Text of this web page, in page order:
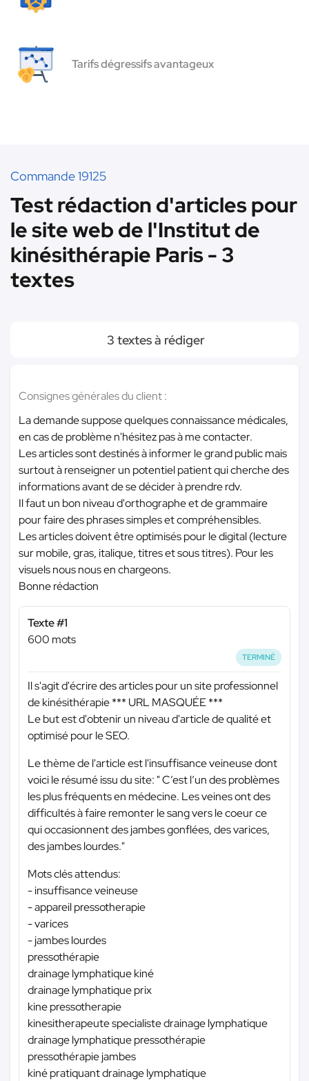
Tarifs dégressifs avantageux
Commande 19125
Test rédaction d'articles pour
le site web de l'Institut de
kinésithérapie Paris - 3
textes
3 textes à rédiger
Consignes générales du client :
La demande suppose quelques connaissance médicales,
en cas de problème n'hésitez pas à me contacter.
Les articles sont destinés à informer le grand public mais
surtout à renseigner un potentiel patient qui cherche des
informations avant de se décider à prendre rdv.
Il faut un bon niveau d'orthographe et de grammaire
pour faire des phrases simples et compréhensibles.
Les articles doivent être optimisés pour le digital (lecture
sur mobile, gras, italique, titres et sous titres). Pour les
visuels nous nous en chargeons.
Bonne rédaction
Texte #1
600 mots
TERMINÉ
Il s'agit d'écrire des articles pour un site professionnel
de kinésithérapie*** URL MASQUÉE ***
Le but est d'obtenir un niveau d'article de qualité et
optimisé pour le SEO.
Le thème de l'article est l'insuffisance veineuse dont
voici le résumé issu du site: " C’est l’un des problèmes
les plus fréquents en médecine. Les veines ont des
difficultés à faire remonter le sang vers le coeur ce
qui occasionnent des jambes gonflées, des varices,
des jambes lourdes."
Mots clés attendus:
- insuffisance veineuse
- appareil pressotherapie
- varices
- jambes lourdes
pressothérapie
drainage lymphatique kiné
drainage lymphatique prix
kine pressotherapie
kinesitherapeute specialiste drainage lymphatique
drainage lymphatique pressothérapie
pressothérapie jambes
kiné pratiquant drainage lymphatique